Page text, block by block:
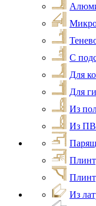
С
Для
Для
Из
Из
Из